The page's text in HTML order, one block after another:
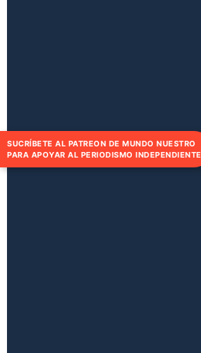
SUCRÍBETE AL PATREON DE MUNDO NUESTRO
PARA APOYAR AL PERIODISMO INDEPENDIENTE